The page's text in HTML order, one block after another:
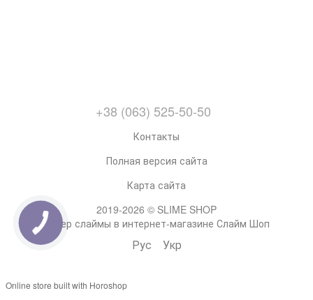
+38 (063) 525-50-50
Контакты
Полная версия сайта
Карта сайта
2019-2026 © SLIME SHOP
Супер слаймы в интернет-магазине Слайм Шоп
Рус Укр
Online store built with Horoshop